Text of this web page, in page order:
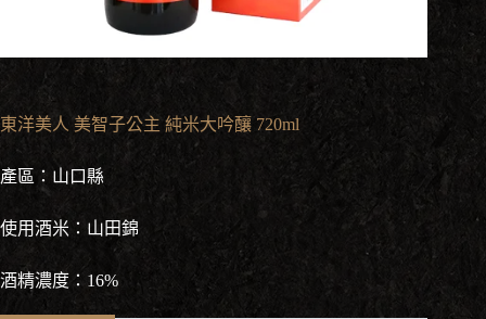
東洋美人 美智子公主 純米大吟釀 720ml
產區：山口縣
使用酒米：山田錦
酒精濃度：16%